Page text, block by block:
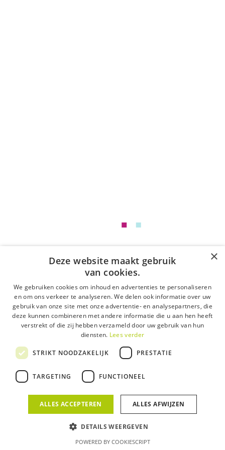
PSG Group meets Flexorius
Tegenwoordig is hr niet meer weg te denken uit de
bedrijfswereld. Iedereen…
×
Deze website maakt gebruik
van cookies.
We gebruiken cookies om inhoud en advertenties te personaliseren
en om ons verkeer te analyseren. We delen ook informatie over uw
gebruik van onze site met onze advertentie- en analysepartners, die
deze kunnen combineren met andere informatie die u aan hen heeft
verstrekt of die zij hebben verzameld door uw gebruik van hun
diensten. Lees verder
STRIKT NOODZAKELIJK PRESTATIE
TARGETING FUNCTIONEEL
ALLES ACCEPTEREN ALLES AFWIJZEN
DETAILS WEERGEVEN
POWERED BY COOKIESCRIPT